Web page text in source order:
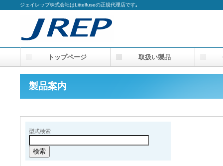
ジェイレップ株式会社はLittelfuseの正規代理店です｡
製品案内
型式検索
トップページ 取扱い製品